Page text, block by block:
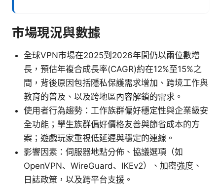
市場現況與數據
全球VPN市場在2025到2026年間仍以兩位數增
長，預估年複合成長率(CAGR)約在12%至15%之
間，背後原因包括隱私保護需求增加、跨境工作與
教育的普及、以及跨地區內容解鎖的需求。
使用者行為趨勢：工作族群偏好穩定性與企業級安
全功能；學生族群偏好價格友善與節省成本的方
案；遊戲玩家重視低延遲與穩定的連線。
影響因素：伺服器地點分佈、協議選項（如
OpenVPN、WireGuard、IKEv2）、加密強度、
日誌政策，以及跨平台支援。